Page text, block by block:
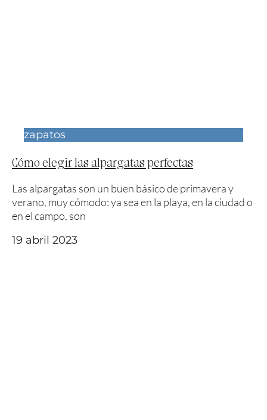
zapatos
Cómo elegir las alpargatas perfectas
Las alpargatas son un buen básico de primavera y
verano, muy cómodo: ya sea en la playa, en la ciudad o
en el campo, son
19 abril 2023